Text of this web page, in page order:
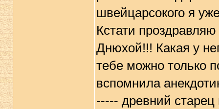
швейцарсокого я
Кстати
Днюхой!!! Какая у
тебе можно только
вспомнила
----- древний